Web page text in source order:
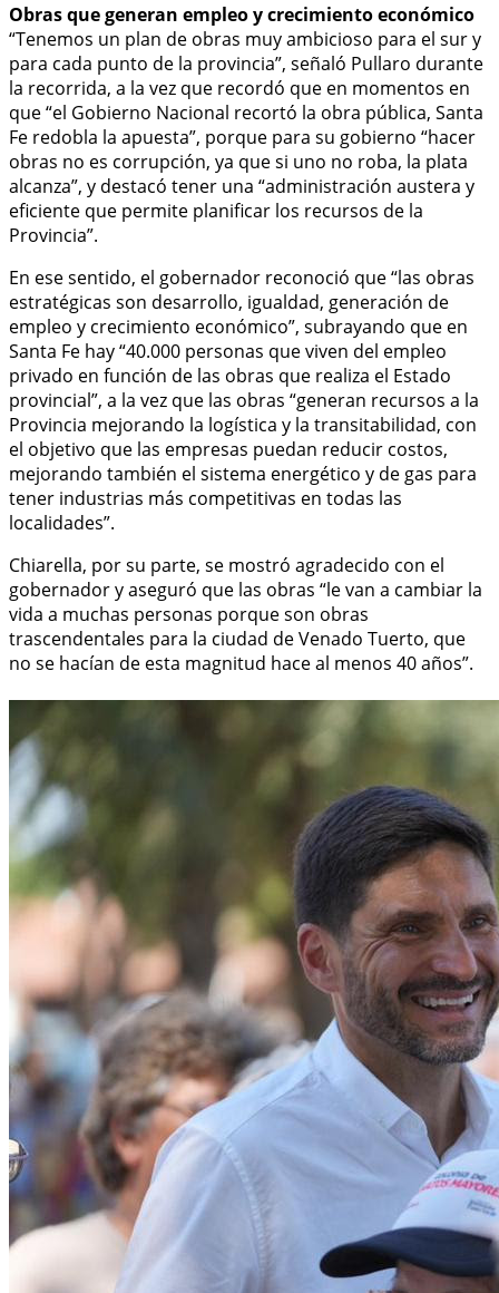
Obras que generan empleo y crecimiento económico
“Tenemos un plan de obras muy ambicioso para el sur y
para cada punto de la provincia”, señaló Pullaro durante
la recorrida, a la vez que recordó que en momentos en
que “el Gobierno Nacional recortó la obra pública, Santa
Fe redobla la apuesta”, porque para su gobierno “hacer
obras no es corrupción, ya que si uno no roba, la plata
alcanza”, y destacó tener una “administración austera y
eficiente que permite planificar los recursos de la
Provincia”.
En ese sentido, el gobernador reconoció que “las obras
estratégicas son desarrollo, igualdad, generación de
empleo y crecimiento económico”, subrayando que en
Santa Fe hay “40.000 personas que viven del empleo
privado en función de las obras que realiza el Estado
provincial”, a la vez que las obras “generan recursos a la
Provincia mejorando la logística y la transitabilidad, con
el objetivo que las empresas puedan reducir costos,
mejorando también el sistema energético y de gas para
tener industrias más competitivas en todas las
localidades”.
Chiarella, por su parte, se mostró agradecido con el
gobernador y aseguró que las obras “le van a cambiar la
vida a muchas personas porque son obras
trascendentales para la ciudad de Venado Tuerto, que
no se hacían de esta magnitud hace al menos 40 años”.